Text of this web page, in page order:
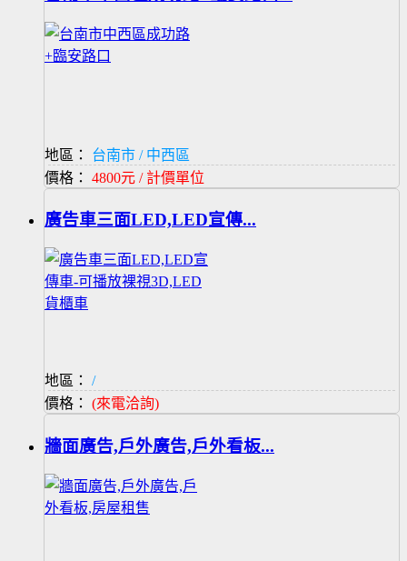
地區：
台南市 / 中西區
價格： 4800元 / 計價單位
廣告車三面LED,LED宣傳...
地區：
/
價格： (來電洽詢)
牆面廣告,戶外廣告,戶外看板...